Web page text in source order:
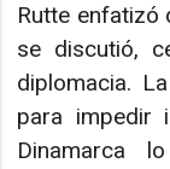
Rutte enfatizó
se discutió,
diplomacia.
para impedir
Dinamarca